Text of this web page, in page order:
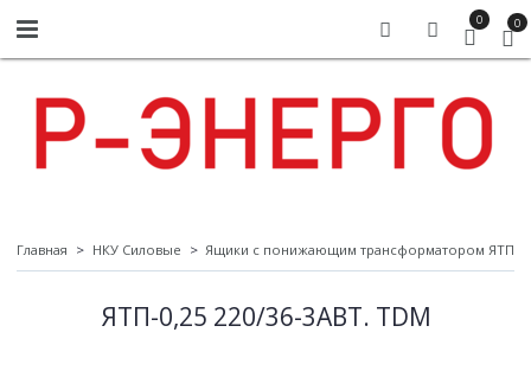
0 0
Главная НКУ Силовые Ящики с понижающим трансформатором ЯТП
ЯТП-0,25 220/36-3АВТ. TDM